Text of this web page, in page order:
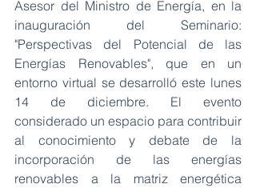
Asesor del Ministro de Energía, en la
inauguración del Seminario:
"Perspectivas del Potencial de las
Energías Renovables", que en un
entorno virtual se desarrolló este lunes
14 de diciembre. El evento
considerado un espacio para contribuir
al conocimiento y debate de la
incorporación de las energías
renovables a la matriz energética